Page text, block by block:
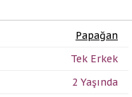
Papağan
Tek Erkek
2 Yaşında